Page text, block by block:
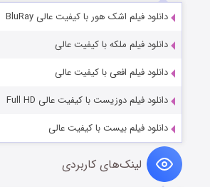
دانلود فیلم اشک هور با کیفیت عالی BluRay
دانلود فیلم ملکه با کیفیت عالی
دانلود فیلم افعی با کیفیت عالی
دانلود فیلم دوزیست با کیفیت عالی Full HD
دانلود فیلم بیست با کیفیت عالی
لینک‌های کاربردی